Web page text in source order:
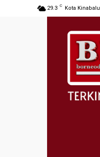
29.3 C Kota Kinabalu